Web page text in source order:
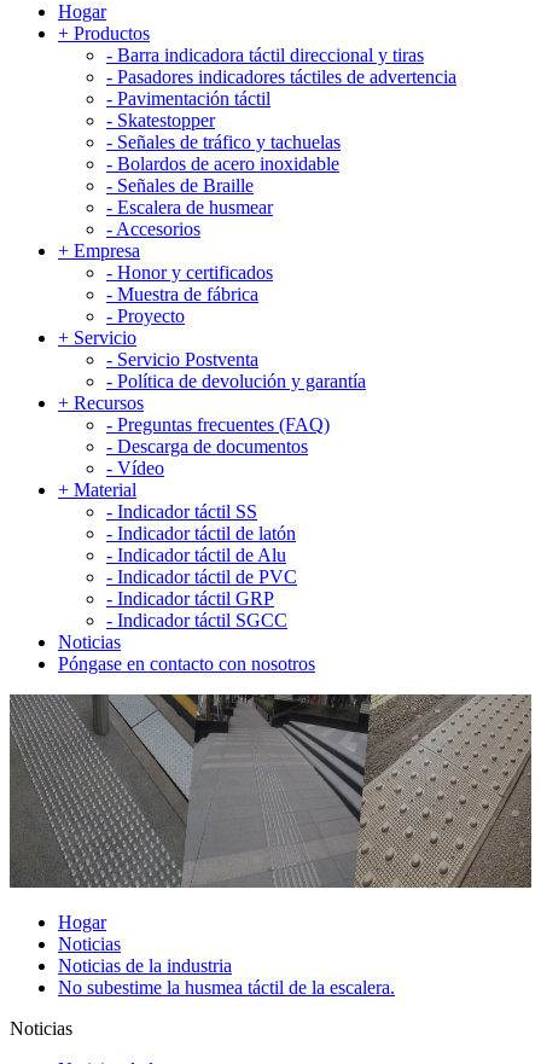
Hogar
+ Productos
- Barra indicadora táctil direccional y tiras
- Pasadores indicadores táctiles de advertencia
- Pavimentación táctil
- Skatestopper
- Señales de tráfico y tachuelas
- Bolardos de acero inoxidable
- Señales de Braille
- Escalera de husmear
- Accesorios
+ Empresa
- Honor y certificados
- Muestra de fábrica
- Proyecto
+ Servicio
- Servicio Postventa
- Política de devolución y garantía
+ Recursos
- Preguntas frecuentes (FAQ)
- Descarga de documentos
- Vídeo
+ Material
- Indicador táctil SS
- Indicador táctil de latón
- Indicador táctil de Alu
- Indicador táctil de PVC
- Indicador táctil GRP
- Indicador táctil SGCC
Noticias
Póngase en contacto con nosotros
Hogar
Noticias
Noticias de la industria
No subestime la husmea táctil de la escalera.
Noticias